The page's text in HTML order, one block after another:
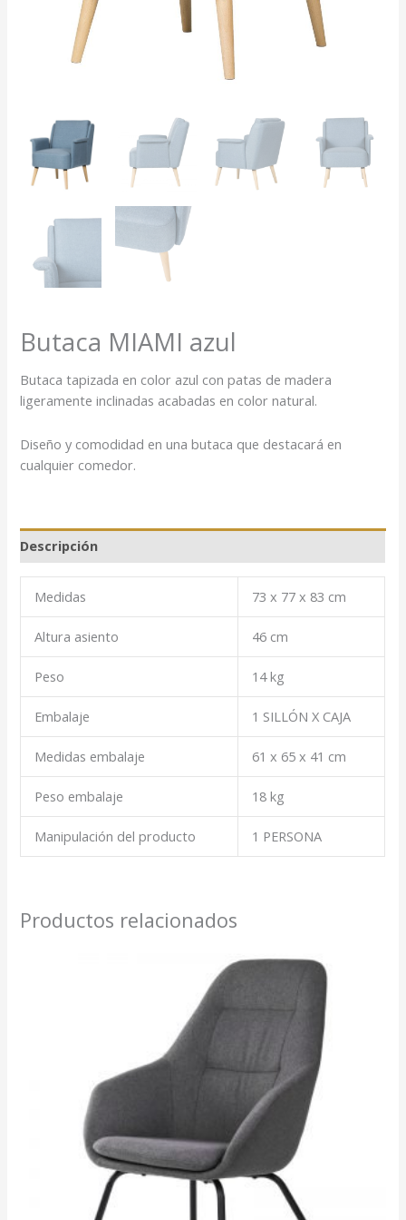
Butaca MIAMI azul
Butaca tapizada en color azul con patas de madera
ligeramente inclinadas acabadas en color natural.
Diseño y comodidad en una butaca que destacará en
cualquier comedor.
Descripción
Medidas 73 x 77 x 83 cm
Altura asiento 46 cm
Peso 14 kg
Embalaje 1 SILLÓN X CAJA
Medidas embalaje 61 x 65 x 41 cm
Peso embalaje 18 kg
Manipulación del producto 1 PERSONA
Productos relacionados